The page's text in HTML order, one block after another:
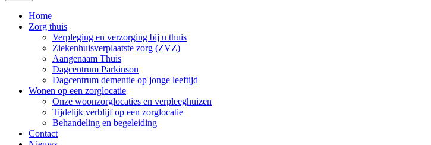
Home
Zorg thuis
Verpleging en verzorging bij u thuis
Ziekenhuisverplaatste zorg (ZVZ)
Aangenaam Thuis
Dagcentrum Parkinson
Dagcentrum dementie op jonge leeftijd
Wonen op een zorglocatie
Onze woonzorglocaties en verpleeghuizen
Tijdelijk verblijf op een zorglocatie
Behandeling en begeleiding
Contact